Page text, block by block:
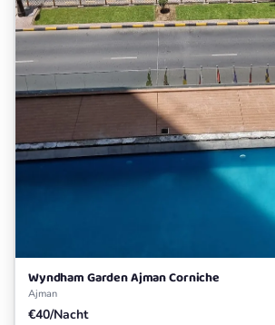
Wyndham Garden Ajman Corniche
Ajman
€40/Nacht